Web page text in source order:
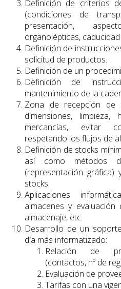
Definición de criterios
(condiciones de
presentación,
organolépticas,
Definición de
solicitud de productos.
Definición de un
Definición de
mantenimiento de la
Zona de recepción de
dimensiones,
mercancías, evitar
respetando los flujos de
Definición de stocks
así como métodos
(representación
stocks.
Aplicaciones
almacenes y
almacenaje, etc.
Desarrollo de un
día más informatizado:
Relación de
(contactos, nº de
Evaluación de
Tarifas con una